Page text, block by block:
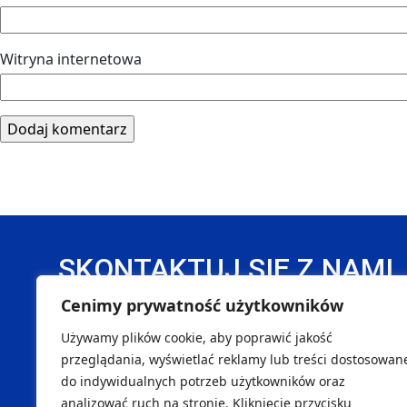
Cenimy prywatność użytkowników
Używamy plików cookie, aby poprawić jakość
przeglądania, wyświetlać reklamy lub treści
do indywidualnych potrzeb użytkowników oraz
analizować ruch na stronie. Kliknięcie przycisku
Witryna internetowa
SKONTAKTUJ SIĘ Z NAMI
DANE REJESTROWE
Handball Pałac Tarnów Sp. z o. o.
NIP 8733299996